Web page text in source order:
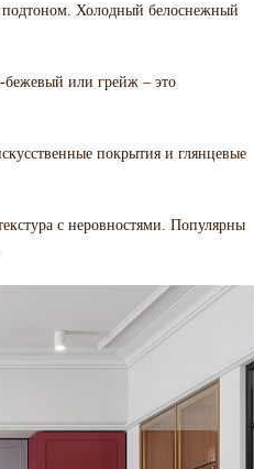
подтоном. Холодный белоснежный
бежевый или грейж – это
покрытия и глянцевые
с неровностями. Популярны